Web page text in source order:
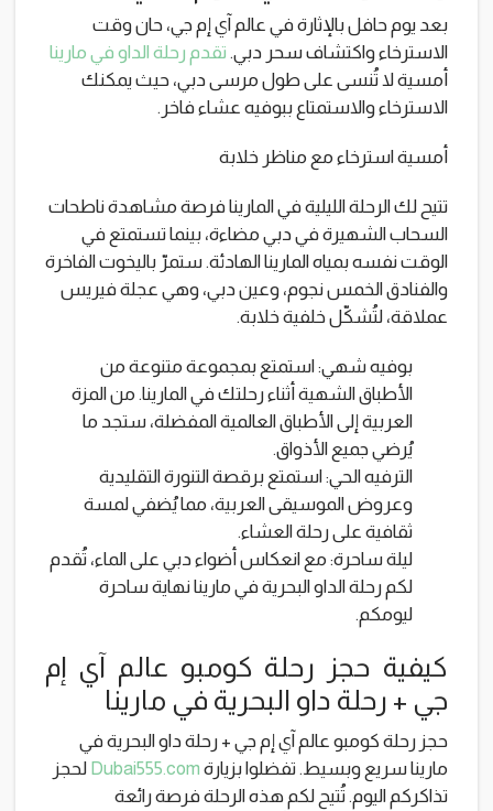
بعد يوم حافل بالإثارة في عالم آي إم جي، حان وقت
الاسترخاء واكتشاف سحر دبي. تقدم رحلة الداو في مارينا
أمسية لا تُنسى على طول مرسى دبي، حيث يمكنك
الاسترخاء والاستمتاع ببوفيه عشاء فاخر.
أمسية استرخاء مع مناظر خلابة
تتيح لك الرحلة الليلية في المارينا فرصة مشاهدة ناطحات
السحاب الشهيرة في دبي مضاءة، بينما تستمتع في
الوقت نفسه بمياه المارينا الهادئة. ستمرّ باليخوت الفاخرة
والفنادق الخمس نجوم، وعين دبي، وهي عجلة فيريس
عملاقة، لتُشكّل خلفية خلابة.
بوفيه شهي: استمتع بمجموعة متنوعة من
الأطباق الشهية أثناء رحلتك في المارينا. من المزة
العربية إلى الأطباق العالمية المفضلة، ستجد ما
يُرضي جميع الأذواق.
الترفيه الحي: استمتع برقصة التنورة التقليدية
وعروض الموسيقى العربية، مما يُضفي لمسة
ثقافية على رحلة العشاء.
ليلة ساحرة: مع انعكاس أضواء دبي على الماء، تُقدم
لكم رحلة الداو البحرية في مارينا نهاية ساحرة
ليومكم.
كيفية حجز رحلة كومبو عالم آي إم
جي + رحلة داو البحرية في مارينا
حجز رحلة كومبو عالم آي إم جي + رحلة داو البحرية في
مارينا سريع وبسيط. تفضلوا بزيارة Dubai555.com لحجز
تذاكركم اليوم. تُتيح لكم هذه الرحلة فرصة رائعة